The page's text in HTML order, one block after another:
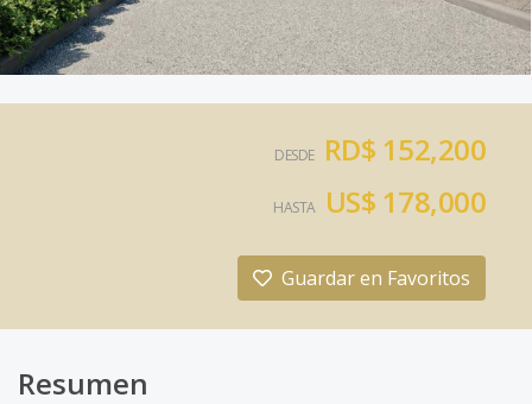
DESDE RD$ 152,200
HASTA US$ 178,000
Guardar en Favoritos
Resumen